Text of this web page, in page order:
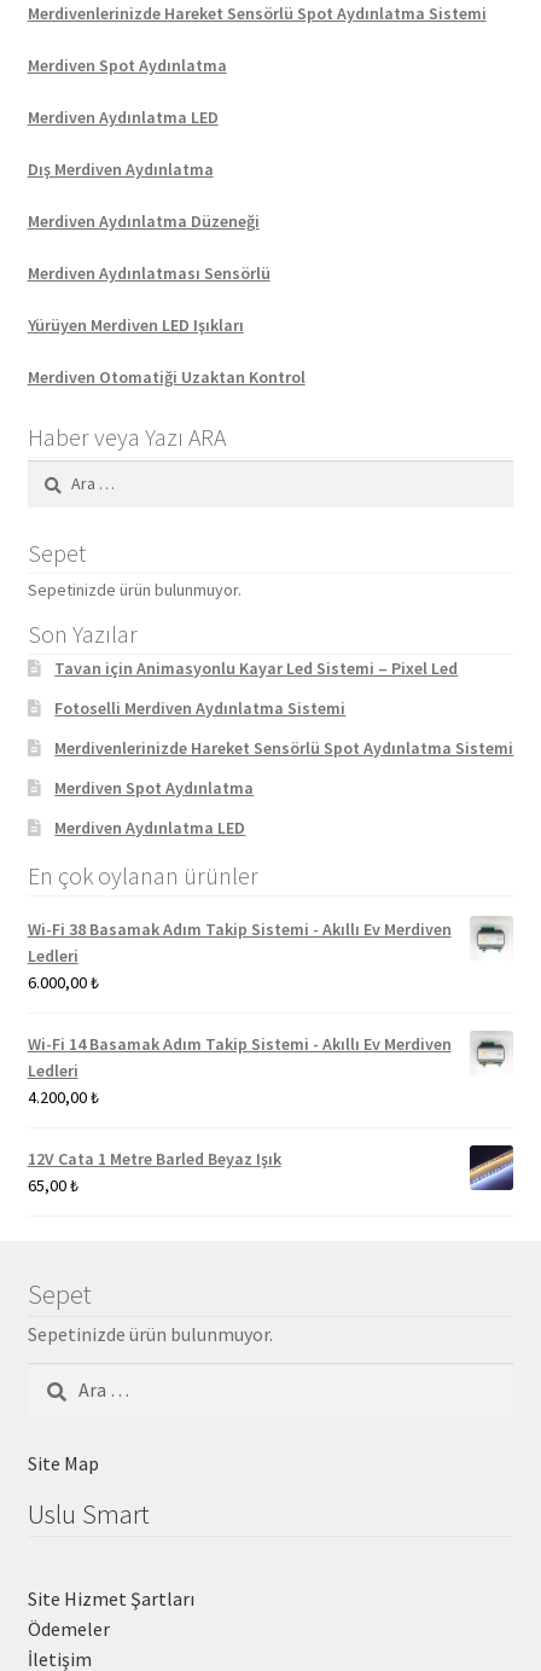
Merdivenlerinizde Hareket Sensörlü Spot Aydınlatma Sistemi
Merdiven Spot Aydınlatma
Merdiven Aydınlatma LED
Dış Merdiven Aydınlatma
Merdiven Aydınlatma Düzeneği
Merdiven Aydınlatması Sensörlü
Yürüyen Merdiven LED Işıkları
Merdiven Otomatiği Uzaktan Kontrol
Haber veya Yazı ARA
Sepet
Sepetinizde ürün bulunmuyor.
Son Yazılar
Tavan için Animasyonlu Kayar Led Sistemi – Pixel Led
Fotoselli Merdiven Aydınlatma Sistemi
Merdivenlerinizde Hareket Sensörlü Spot Aydınlatma Sistemi
Merdiven Spot Aydınlatma
Merdiven Aydınlatma LED
En çok oylanan ürünler
Wi-Fi 38 Basamak Adım Takip Sistemi - Akıllı Ev Merdiven
Ledleri
6.000,00₺
Wi-Fi 14 Basamak Adım Takip Sistemi - Akıllı Ev Merdiven
Ledleri
4.200,00₺
12V Cata 1 Metre Barled Beyaz Işık
65,00₺
Sepet
Sepetinizde ürün bulunmuyor.
Arama:
Site Map
Uslu Smart
Site Hizmet Şartları
Ödemeler
İletişim